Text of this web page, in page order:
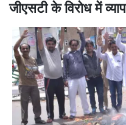
जीएसटी के विरोध में